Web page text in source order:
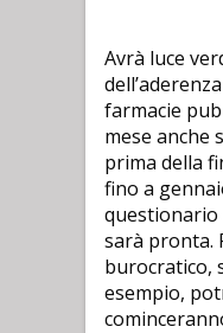
Avrà luce
farmacie
mese anche
prima della
fino a
questionario
sarà pronta.
burocratico,
esempio,